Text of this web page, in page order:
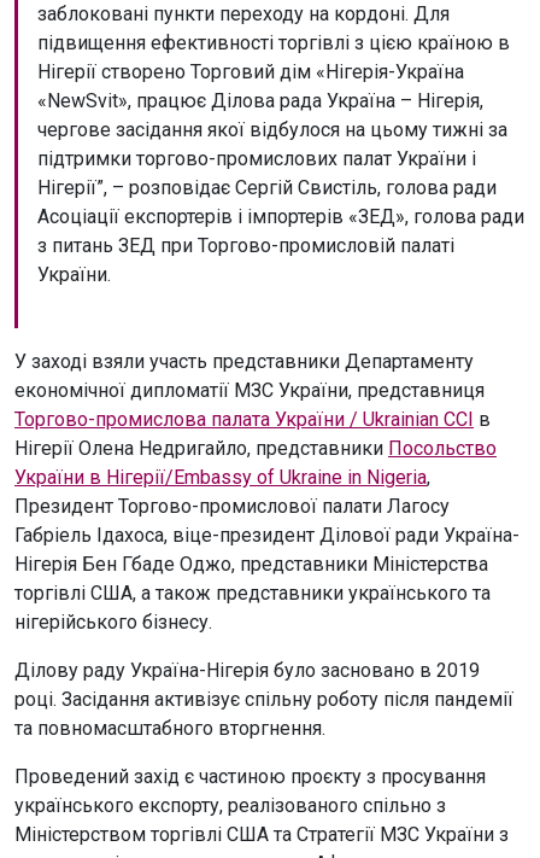
заблоковані пункти переходу на кордоні. Для
підвищення ефективності торгівлі з цією країною в
Нігерії створено Торговий дім «Нігерія-Україна
«NewSvit», працює Ділова рада Україна – Нігерія,
чергове засідання якої відбулося на цьому тижні за
підтримки торгово-промислових палат України і
Нігерії”, – розповідає Сергій Свистіль, голова ради
Асоціації експортерів і імпортерів «ЗЕД», голова ради
з питань ЗЕД при Торгово-промисловій палаті
України.
У заході взяли участь представники Департаменту
економічної дипломатії МЗС України, представниця
Торгово-промислова палата України / Ukrainian CCI в
Нігерії Олена Недригайло, представники Посольство
України в Нігерії/Embassy of Ukraine in Nigeria,
Президент Торгово-промислової палати Лагосу
Габріель Ідахоса, віце-президент Ділової ради Україна-
Нігерія Бен Гбаде Оджо, представники Міністерства
торгівлі США, а також представники українського та
нігерійського бізнесу.
Ділову раду Україна-Нігерія було засновано в 2019
році. Засідання активізує спільну роботу після пандемії
та повномасштабного вторгнення.
Проведений захід є частиною проєкту з просування
українського експорту, реалізованого спільно з
Міністерством торгівлі США та Стратегії МЗС України з